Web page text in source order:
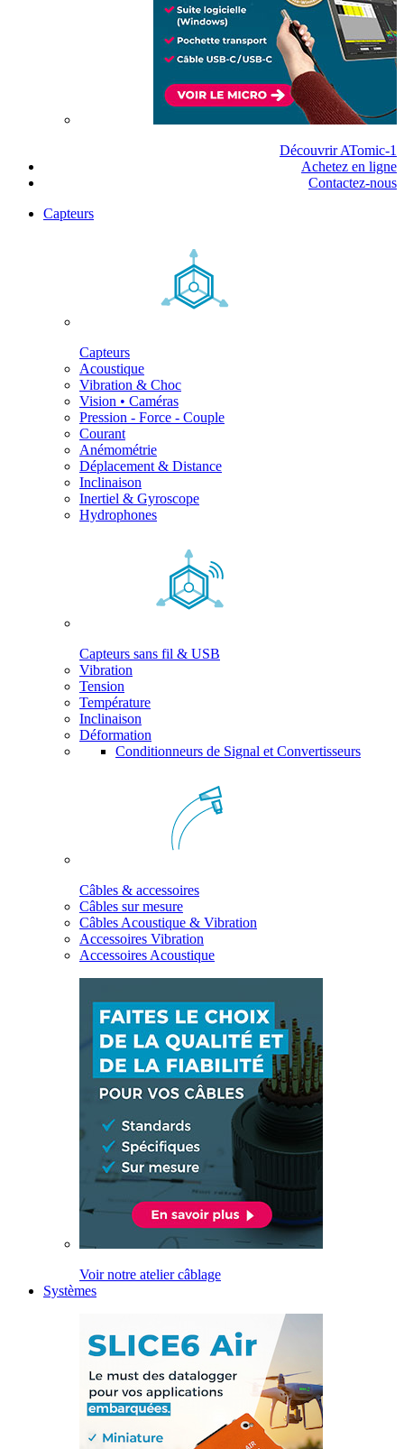
Découvrir ATomic-1
Achetez en ligne
Contactez-nous
Capteurs
Capteurs
Acoustique
Vibration & Choc
Vision • Caméras
Pression - Force - Couple
Courant
Anémométrie
Déplacement & Distance
Inclinaison
Inertiel & Gyroscope
Hydrophones
Capteurs sans fil & USB
Vibration
Tension
Température
Inclinaison
Déformation
Conditionneurs de Signal et Convertisseurs
Câbles & accessoires
Câbles sur mesure
Câbles Acoustique & Vibration
Accessoires Vibration
Accessoires Acoustique
Voir notre atelier câblage
Systèmes